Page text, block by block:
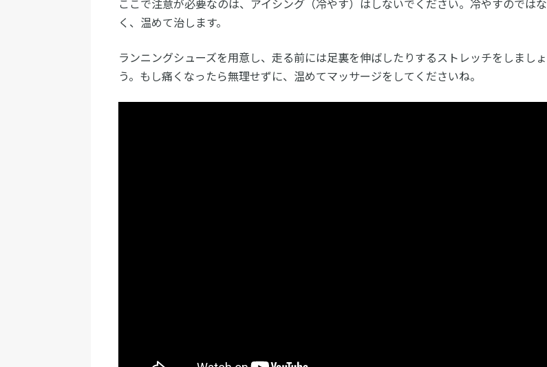
ここで注意が必要なのは、アイシング（冷やす）はしないでください。冷やすのではな
く、温めて治します。
ランニングシューズを用意し、走る前には足裏を伸ばしたりするストレッチをしましょ
う。もし痛くなったら無理せずに、温めてマッサージをしてくださいね。